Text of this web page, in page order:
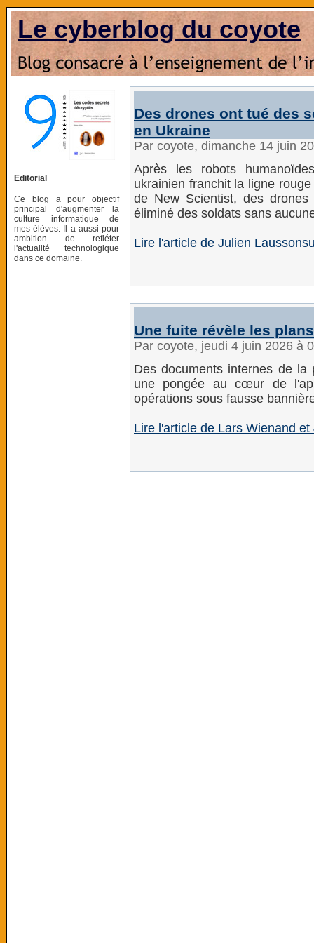
Le cyberblog du coyote
Editorial
Ce blog a pour objectif
principal d'augmenter la
culture informatique de
mes élèves. Il a aussi pour
ambition de refléter
l'actualité technologique
dans ce domaine.
Des drones ont tué des
en Ukraine
Par coyote, dimanche 14 juin
Après les robots
ukrainien franchit la ligne
de New Scientist, des
éliminé des soldats sans
Lire l'article de Julien
Une fuite révèle les
Par coyote, jeudi 4 juin 2026 à
Des documents internes de
une pongée au cœur de
opérations sous fausse
Lire l'article de Lars Wienand